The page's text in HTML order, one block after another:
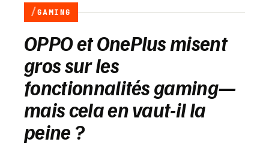
À la conquête du trône de RedMagic
Une réaction mitigée
Une vision plus large
GAMING
OPPO et OnePlus misent
gros sur les
fonctionnalités gaming—
mais cela en vaut-il la
peine ?